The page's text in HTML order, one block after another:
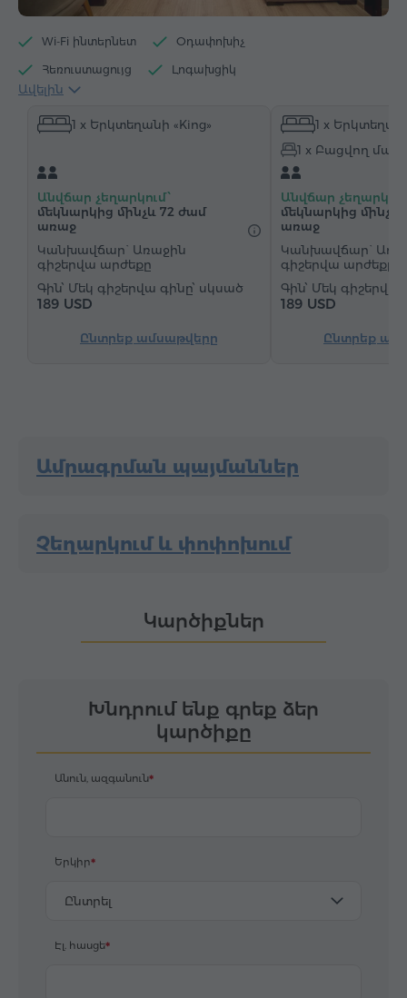
Wi-Fi ինտերնետ Օդափոխիչ
Հեռուստացույց Լոգախցիկ
Էլեկտրական թեյնիկ
Սրբիչներ Խալաթ Հողաթափեր
Պահարան
Գրասեղան Սեղան
Բազմոց Աթոռ Չհրկիզվող պահարան
Կաբելային հեռուստաալիքներ
Մանրահատակ
Շշալցված ջուր Թեյ/Սուրճ
Ավելին
1 x Երկտեղանի «King»
Անվճար չեղարկում՝
մեկնարկից մինչև 72 ժամ
առաջ
Կանխավճար` Առաջին
գիշերվա արժեքը
Մեկ գիշերվա գինը՝ սկսած
189 USD
Ընտրեք ամսաթվերը
1 x
1 x Բացվող
Անվճար
մեկնարկից մինչև
առաջ
Կանխավճար`
գիշերվա արժեքը
Մեկ գիշերվա
189 USD
Ընտրեք
Ամրագրման պայմաններ
Չեղարկում և փոփոխում
Կարծիքներ
Խնդրում ենք գրեք ձեր
կարծիքը
Անուն, ազգանուն
Երկիր
Ընտրել
Էլ. հասցե